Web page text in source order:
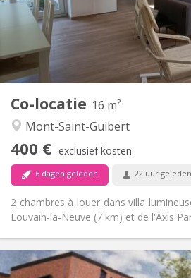
Co-locatie 16 m²
Mont-Saint-Guibert
400 € exclusief kosten
6 dagen geleden 22 uur geleden
2 chambres à louer dans villa
Louvain-la-Neuve (7 km) et de l'Axis